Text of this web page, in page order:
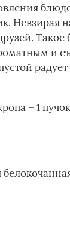
Невзирая
Такое
и
радует
– 1